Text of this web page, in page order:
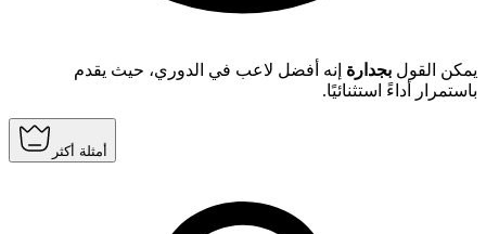
يمكن القول بجدارة إنه أفضل لاعب في الدوري، حيث يقدم
باستمرار أداءً استثنائيًا.
أمثلة أكثر